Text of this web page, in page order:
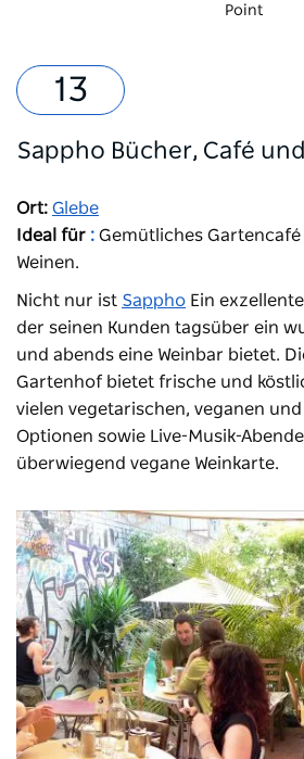
Point
Sappho Bücher, Café
Ort: Glebe
Ideal für : Gemütliches
Weinen.
Nicht nur ist Sappho Ein
der seinen Kunden tagsüber ein
und abends eine Weinbar bietet.
Gartenhof bietet frische und
vielen vegetarischen, veganen
Optionen sowie Live-Musik-
überwiegend vegane Weinkarte.